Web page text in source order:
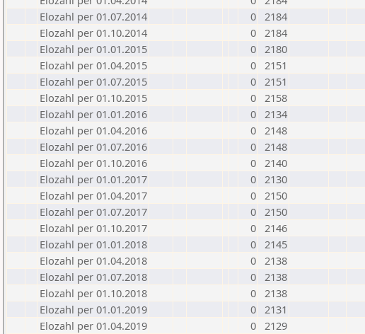
Elozahl per 01.07.2014
0 2184
Elozahl per 01.10.2014
0 2184
Elozahl per 01.01.2015
0 2180
Elozahl per 01.04.2015
0 2151
Elozahl per 01.07.2015
0 2151
Elozahl per 01.10.2015
0 2158
Elozahl per 01.01.2016
0 2134
Elozahl per 01.04.2016
0 2148
Elozahl per 01.07.2016
0 2148
Elozahl per 01.10.2016
0 2140
Elozahl per 01.01.2017
0 2130
Elozahl per 01.04.2017
0 2150
Elozahl per 01.07.2017
0 2150
Elozahl per 01.10.2017
0 2146
Elozahl per 01.01.2018
0 2145
Elozahl per 01.04.2018
0 2138
Elozahl per 01.07.2018
0 2138
Elozahl per 01.10.2018
0 2138
Elozahl per 01.01.2019
0 2131
Elozahl per 01.04.2019
0 2129